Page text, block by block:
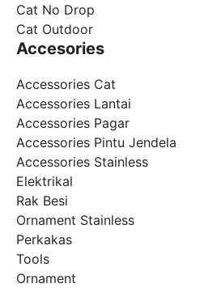
Cat No Drop
Cat Outdoor
Accesories
Accessories Cat
Accessories Lantai
Accessories Pagar
Accessories Pintu Jendela
Accessories Stainless
Elektrikal
Rak Besi
Ornament Stainless
Perkakas
Tools
Ornament